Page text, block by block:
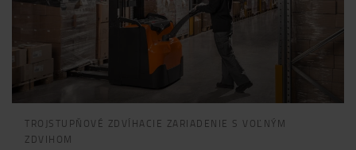
TROJSTUPŇOVÉ ZDVÍHACIE ZARIADENIE S VOĽNÝM
ZDVIHOM